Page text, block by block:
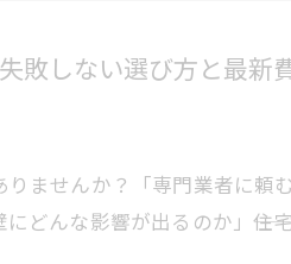
敗しない選び方と最新
ませんか？「専門業者に頼
どんな影響が出るのか」――住